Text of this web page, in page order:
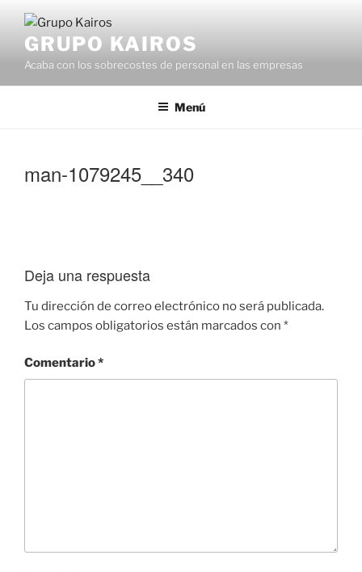
contenidoGRUPO KAIROS
Acaba con los sobrecostes de personal en las empresas
Menú
man-1079245__340
Deja una respuesta
Tu dirección de correo electrónico no será publicada.
Los campos obligatorios están marcados con *
Comentario*